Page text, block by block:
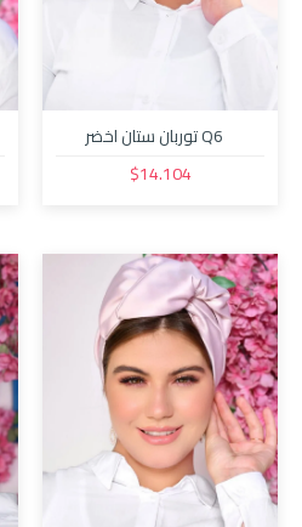
Q6 توربان ستان اخضر
$14.104
Unnamed Dialog